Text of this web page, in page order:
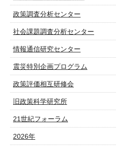
政策調査分析センター
社会課題調査分析センター
情報通信研究センター
震災特別企画プログラム
政策評価相互研修会
旧政策科学研究所
21世紀フォーラム
2026年